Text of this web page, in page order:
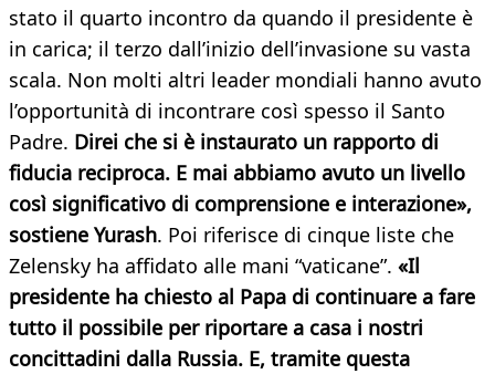
stato il quarto incontro da quando il presidente è
in carica; il terzo dall’inizio dell’invasione su vasta
scala. Non molti altri leader mondiali hanno avuto
l’opportunità di incontrare così spesso il Santo
Padre. Direi che si è instaurato un rapporto di
fiducia reciproca. E mai abbiamo avuto un livello
così significativo di comprensione e interazione»,
sostiene Yurash. Poi riferisce di cinque liste che
Zelensky ha affidato alle mani “vaticane”. «Il
presidente ha chiesto al Papa di continuare a fare
tutto il possibile per riportare a casa i nostri
concittadini dalla Russia. E, tramite questa